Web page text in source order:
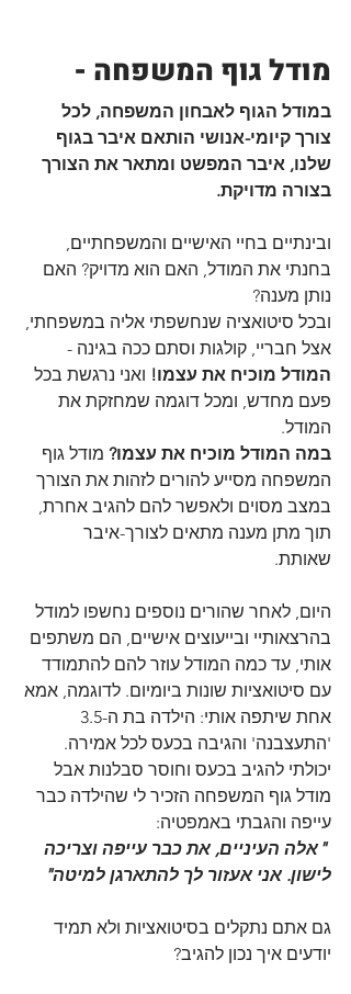
מודל גוף המשפחה -
במודל הגוף לאבחון המשפחה, לכל
צורך קיומי-אנושי הותאם איבר בגוף
שלנו, איבר המפשט ומתאר את הצורך
בצורה מדויקת.
ובינתיים בחיי האישיים והמשפחתיים,
בחנתי את המודל, האם הוא מדויק? האם
נותן מענה?
ובכל סיטואציה שנחשפתי אליה במשפחתי,
אצל חבריי, קולגות וסתם ככה בגינה -
המודל מוכיח את עצמו! ואני נרגשת בכל
פעם מחדש, ומכל דוגמה שמחזקת את
המודל.
במה המודל מוכיח את עצמו? מודל גוף
המשפחה מסייע להורים לזהות את הצורך
במצב מסוים ולאפשר להם להגיב אחרת,
תוך מתן מענה מתאים לצורך-איבר
שאותת.
היום, לאחר שהורים נוספים נחשפו למודל
בהרצאותיי ובייעוצים אישיים, הם משתפים
אותי, עד כמה המודל עוזר להם להתמודד
עם סיטואציות שונות ביומיום. לדוגמה, אמא
'התעצבנה' והגיבה בכעס לכל אמירה.
יכולתי להגיב בכעס וחוסר סבלנות אבל
מודל גוף המשפחה הזכיר לי שהילדה כבר
עייפה והגבתי באמפטיה:
"אלה העיניים, את כבר עייפה וצריכה
לישון. אני אעזור לך להתארגן למיטה"
גם אתם נתקלים בסיטואציות ולא תמיד
יודעים איך נכון להגיב?